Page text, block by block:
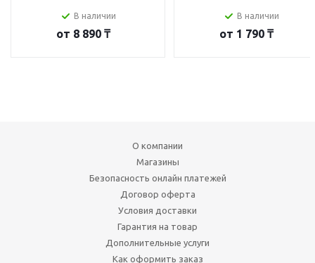
В наличии
от 8 890 ₸
В наличии
от 1 790 ₸
О компании
Магазины
Безопасность онлайн платежей
Договор оферта
Условия доставки
Гарантия на товар
Дополнительные услуги
Как оформить заказ